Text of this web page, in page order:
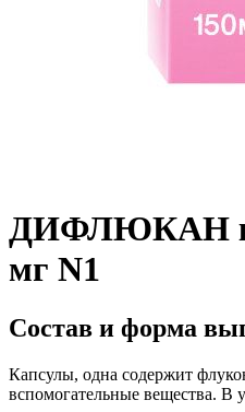
ДИФЛЮКАН
мг N1
Состав и форма
Капсулы, одна содержит
вспомогательные вещества. В